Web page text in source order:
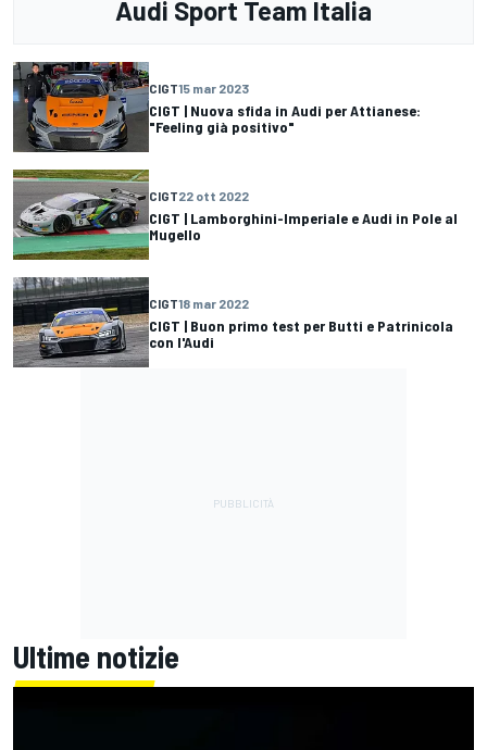
Audi Sport Team Italia
CIGT15 mar 2023
CIGT | Nuova sfida in Audi per Attianese:
"Feeling già positivo"
CIGT22 ott 2022
CIGT | Lamborghini-Imperiale e Audi in Pole al
Mugello
CIGT18 mar 2022
CIGT | Buon primo test per Butti e Patrinicola
con l'Audi
Ultime notizie